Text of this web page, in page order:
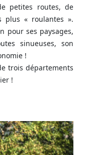
petites routes, de
plus « roulantes ».
pour ses paysages,
sinueuses, son
!
trois départements
!